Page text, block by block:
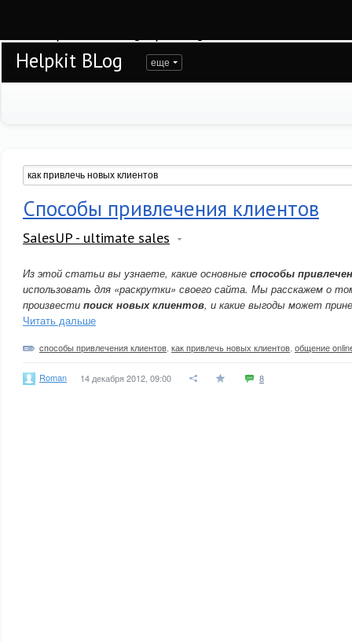
Helpkit BLog еще
Способы привлечения клиентов
SalesUP - ultimate sales
Из этой статьи вы узнаете, какие основные способы
использовать для «раскрутки» своего сайта. Мы расскажем о
произвести поиск новых клиентов, и какие выгоды может
Читать дальше
cпособы привлечения клиентов как привлечь новых клиентов общение
Roman 14 декабря 2012, 09:00 8